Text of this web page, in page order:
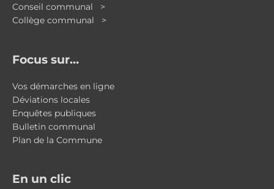
Conseil communal >
Collège communal >
Focus sur…
Vos démarches en ligne
Déviations locales
Enquêtes publiques
Bulletin communal
Plan de la Commune
En un clic